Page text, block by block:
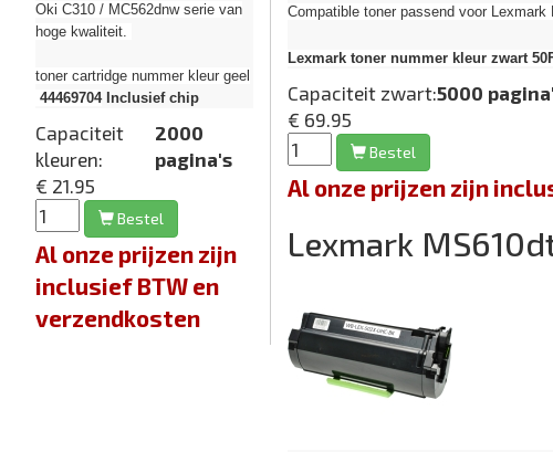
Oki C310 / MC562dnw serie van
hoge kwaliteit.
toner cartridge nummer kleur geel
44469704Inclusief chip
Capaciteit
kleuren:
2000
pagina's
€ 21.95
Bestel
Al onze prijzen zijn
inclusief BTW en
verzendkosten
Compatible toner passend voor
Lexmark toner nummer kleur zwart
Capaciteit zwart:5000
€ 69.95
Bestel
Al onze prijzen zijn
Lexmark